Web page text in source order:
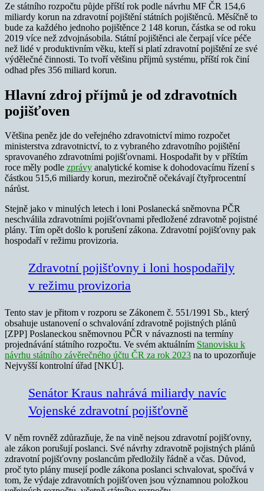
Ze státního rozpočtu půjde příští rok podle návrhu MF ČR 154,6
miliardy korun na zdravotní pojištění státních pojištěnců. Měsíčně to
bude za každého jednoho pojištěnce 2 148 korun, částka se od roku
2019 více než zdvojnásobila. Státní pojištěnci ale čerpají více péče
než lidé v produktivním věku, kteří si platí zdravotní pojištění ze své
výdělečné činnosti. To tvoří většinu příjmů systému, příští rok činí
odhad přes 356 miliard korun.
Hlavní zdroj příjmů je od zdravotních
pojišťoven
Většina peněz jde do veřejného zdravotnictví mimo rozpočet
ministerstva zdravotnictví, to z vybraného zdravotního pojištění
spravovaného zdravotními pojišťovnami. Hospodařit by v příštím
roce měly podle zprávy analytické komise k dohodovacímu řízení s
částkou 515,6 miliardy korun, meziročně očekávají čtyřprocentní
nárůst.
Stejně jako v minulých letech i loni Poslanecká sněmovna PČR
neschválila zdravotními pojišťovnami předložené zdravotně pojistné
plány. Tím opět došlo k porušení zákona. Zdravotní pojišťovny pak
hospodaří v režimu provizoria.
Zdravotní pojišťovny i loni hospodařily
v režimu provizoria
Tento stav je přitom v rozporu se Zákonem č. 551/1991 Sb., který
obsahuje ustanovení o schvalování zdravotně pojistných plánů
[ZPP] Poslaneckou sněmovnou PČR v návaznosti na termíny
projednávání státního rozpočtu. Ve svém aktuálním Stanovisku k
návrhu státního závěrečného účtu ČR za rok 2023 na to upozorňuje
Nejvyšší kontrolní úřad [NKÚ].
Senátor Kraus nahrává miliardy navíc
Vojenské zdravotní pojišťovně
V něm rovněž zdůrazňuje, že na vině nejsou zdravotní pojišťovny,
ale zákon porušují poslanci. Své návrhy zdravotně pojistných plánů
zdravotní pojišťovny poslancům předložily řádně a včas. Důvod,
proč tyto plány musejí podle zákona poslanci schvalovat, spočívá v
tom, že výdaje zdravotních pojišťoven jsou významnou položkou